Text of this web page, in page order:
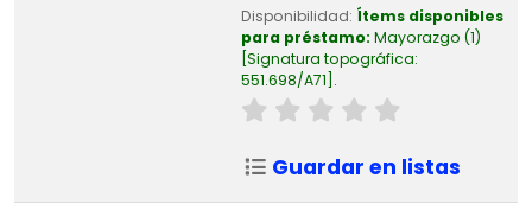
Disponibilidad: Ítems disponibles
para préstamo: Mayorazgo (1)
Signatura topográfica:
551.698/A71 .
Guardar en listas